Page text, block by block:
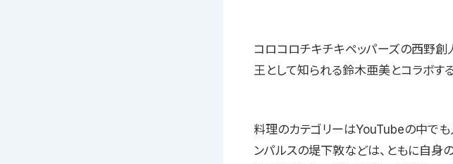
コロコロチキチキペッパーズの西野創
王として知られる鈴木亜美とコラボす
料理のカテゴリーはYouTubeの中で
ンパルスの堤下敦などは、ともに自身